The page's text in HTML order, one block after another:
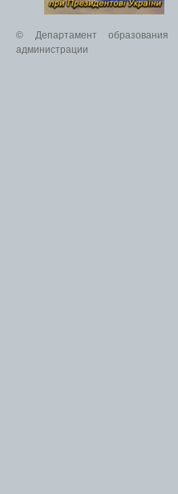
© Департамент образования
администрации